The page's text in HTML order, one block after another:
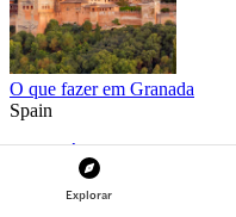
Explorar
O que fazer em Granada
Spain
Página inicial
O que fazer em Lisbo...